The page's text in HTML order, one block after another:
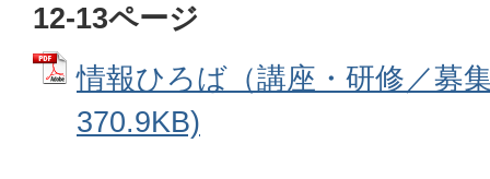
12-13ページ
情報ひろば（講座・研修／募
370.9KB)